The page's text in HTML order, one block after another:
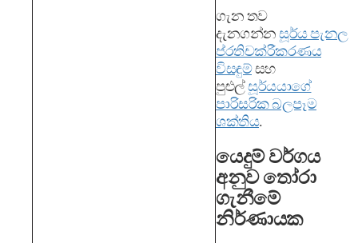
ගැන තව
දැනගන්නසූර්ය පැනල
ප්රතිචක්රීකරණය
විසඳුම්සහ
පුළුල්සූර්යයාගේ
පාරිසරික බලපෑම
ශක්තිය.
යෙදුම් වර්ගය
අනුව තෝරා
ගැනීමේ
නිර්ණායක